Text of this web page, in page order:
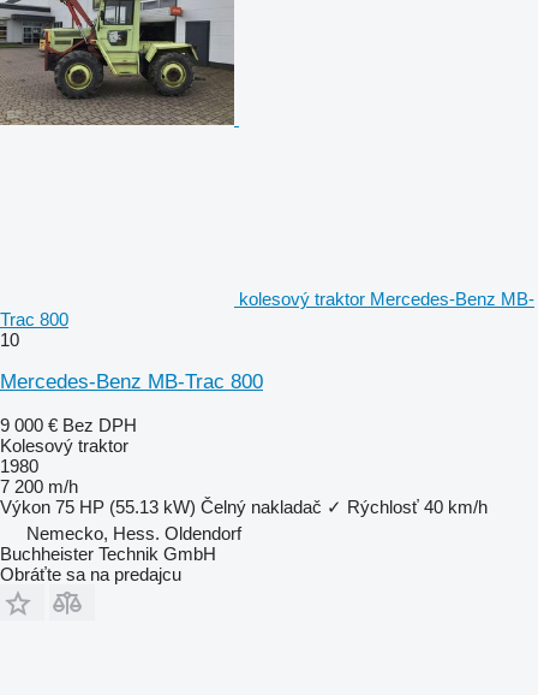
kolesový traktor Mercedes-Benz MB-
Trac 800
10
Mercedes-Benz MB-Trac 800
9 000 € Bez DPH
Kolesový traktor
1980
7 200 m/h
Výkon 75 HP (55.13 kW) Čelný nakladač ✓ Rýchlosť 40 km/h
Nemecko, Hess. Oldendorf
Buchheister Technik GmbH
Obráťte sa na predajcu